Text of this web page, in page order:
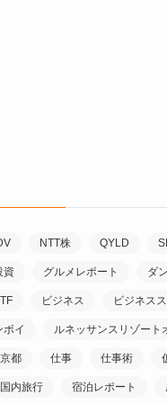
NTT株 QYLD
資 グルメレポート ダ
ビジネス ビジネス
ボイ ルネッサンスリゾート
京都 仕事 仕事術
国内旅行 宿泊レポート